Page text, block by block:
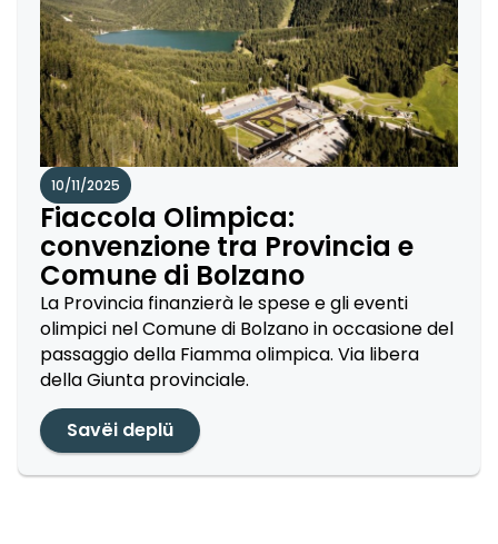
10/11/2025
Fiaccola Olimpica:
convenzione tra Provincia e
Comune di Bolzano
La Provincia finanzierà le spese e gli eventi
olimpici nel Comune di Bolzano in occasione del
passaggio della Fiamma olimpica. Via libera
della Giunta provinciale.
Savëi deplü